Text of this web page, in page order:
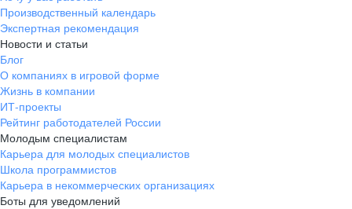
Производственный календарь
Экспертная рекомендация
Новости и статьи
Блог
О компаниях в игровой форме
Жизнь в компании
ИТ-проекты
Рейтинг работодателей России
Молодым специалистам
Карьера для молодых специалистов
Школа программистов
Карьера в некоммерческих организациях
Боты для уведомлений